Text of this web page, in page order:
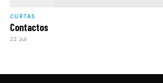
CURTAS
Contactos
22 Jul